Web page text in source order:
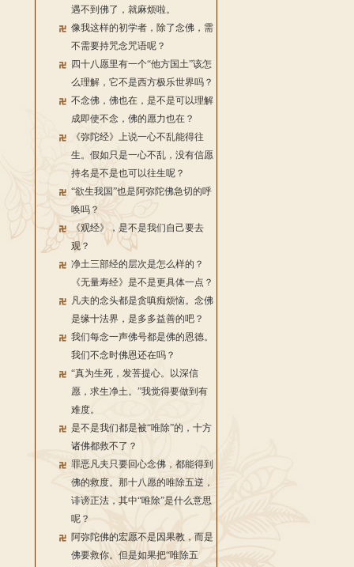
遇不到佛了，就麻烦啦。
像我这样的初学者，除了念佛，需
不需要持咒念咒语呢？
四十八愿里有一个“他方国土”该怎
么理解，它不是西方极乐世界吗？
不念佛，佛也在，是不是可以理解
成即使不念，佛的愿力也在？
《弥陀经》上说一心不乱能得往
生。假如只是一心不乱，没有信愿
持名是不是也可以往生呢？
“欲生我国”也是阿弥陀佛急切的呼
唤吗？
《观经》，是不是我们自己要去
观？
净土三部经的层次是怎么样的？
《无量寿经》是不是更具体一点？
凡夫的念头都是贪嗔痴烦恼。念佛
是缘十法界，是多多益善的吧？
我们每念一声佛号都是佛的恩德。
我们不念时佛恩还在吗？
“真为生死，发菩提心。以深信
愿，求生净土。”我觉得要做到有
难度。
是不是我们都是被“唯除”的，十方
诸佛都救不了？
罪恶凡夫只要回心念佛，都能得到
佛的救度。那十八愿的唯除五逆，
诽谤正法，其中“唯除”是什么意思
呢？
阿弥陀佛的宏愿不是因果教，而是
佛要救你。但是如果把“唯除五